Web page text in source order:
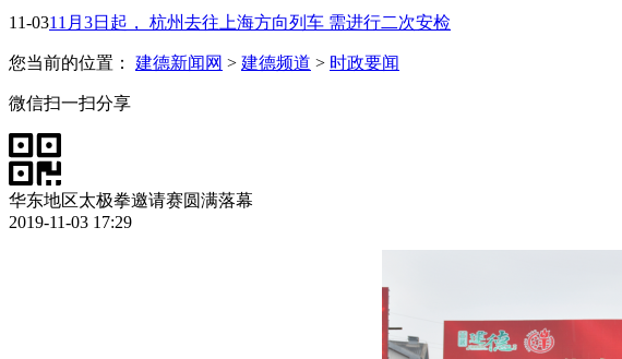
11-0311月3日起， 杭州去往上海方向列车 需进行二次安检
您当前的位置： 建德新闻网 > 建德频道 > 时政要闻
微信扫一扫分享
华东地区太极拳邀请赛圆满落幕
2019-11-03 17:29